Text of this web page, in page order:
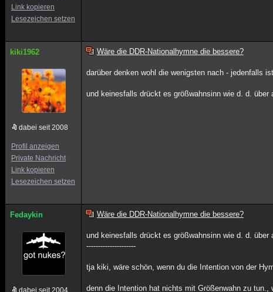
Link kopieren
Lesezeichen setzen
kiki1962
dabei seit 2008
Profil anzeigen
Private Nachricht
Link kopieren
Lesezeichen setzen
Wäre die DDR-Nationalhymne die bessere?
darüber denken wohl die wenigsten nach - jedenfalls
und keinesfalls drückt es größwahnsinn wie d. d. über
Fedaykin
dabei seit 2004
Wäre die DDR-Nationalhymne die bessere?
und keinesfalls drückt es größwahnsinn wie d. d. über
---------------------
tja kiki, wäre schön, wenn du die Intention von der
denn die Intention hat nichts mit Größenwahn zu